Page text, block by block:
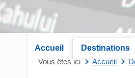
Accueil
Destinations
Vous êtes ici
Accueil